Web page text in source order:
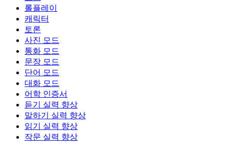
롤플레이
캐릭터
토론
사진 모드
통화 모드
문장 모드
단어 모드
대화 모드
어학 인증서
듣기 실력 향상
말하기 실력 향상
읽기 실력 향상
작문 실력 향상